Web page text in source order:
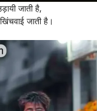
जाती है,
जाती है।